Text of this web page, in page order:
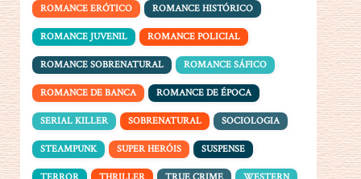
ROMANCE ERÓTICO ROMANCE HISTÓRICO
ROMANCE JUVENIL ROMANCE POLICIAL
ROMANCE SOBRENATURAL ROMANCE SÁFICO
ROMANCE DE BANCA ROMANCE DE ÉPOCA
SERIAL KILLER SOBRENATURAL SOCIOLOGIA
STEAMPUNK SUPER HERÓIS SUSPENSE